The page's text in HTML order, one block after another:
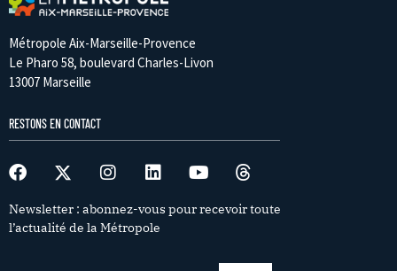
Métropole Aix-Marseille-Provence
Le Pharo 58, boulevard Charles-Livon
13007 Marseille
RESTONS EN CONTACT
Newsletter : abonnez-vous pour recevoir toute
l’actualité de la Métropole